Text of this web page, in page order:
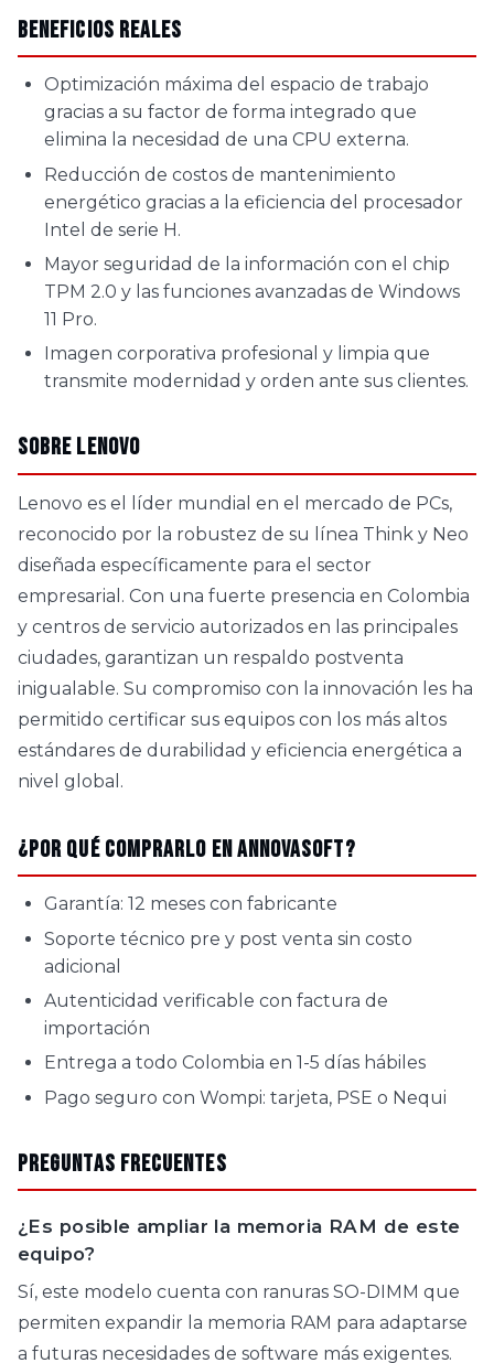
Beneficios Reales
Optimización máxima del espacio de trabajo
gracias a su factor de forma integrado que
elimina la necesidad de una CPU externa.
Reducción de costos de mantenimiento
energético gracias a la eficiencia del procesador
Intel de serie H.
Mayor seguridad de la información con el chip
TPM 2.0 y las funciones avanzadas de Windows
11 Pro.
Imagen corporativa profesional y limpia que
transmite modernidad y orden ante sus clientes.
Sobre Lenovo
Lenovo es el líder mundial en el mercado de PCs,
reconocido por la robustez de su línea Think y Neo
diseñada específicamente para el sector
empresarial. Con una fuerte presencia en Colombia
y centros de servicio autorizados en las principales
ciudades, garantizan un respaldo postventa
inigualable. Su compromiso con la innovación les ha
permitido certificar sus equipos con los más altos
estándares de durabilidad y eficiencia energética a
nivel global.
¿Por qué comprarlo en AnnovaSoft?
Garantía: 12 meses con fabricante
Soporte técnico pre y post venta sin costo
adicional
Autenticidad verificable con factura de
importación
Entrega a todo Colombia en 1-5 días hábiles
Pago seguro con Wompi: tarjeta, PSE o Nequi
Preguntas Frecuentes
¿Es posible ampliar la memoria RAM de este
equipo?
Sí, este modelo cuenta con ranuras SO-DIMM que
permiten expandir la memoria RAM para adaptarse
a futuras necesidades de software más exigentes.